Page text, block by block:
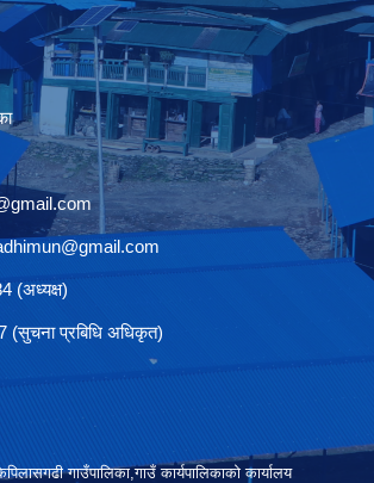
(अध्यक्ष)
प्रबिधि अधिकृत)
गाउँपालिका,गाउँ कार्यपालिकाको कार्यालय